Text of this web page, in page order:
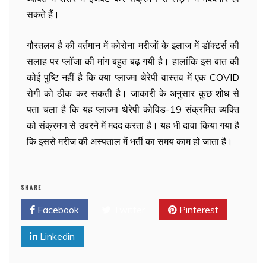
सकते हैं।
गौरतलब है की वर्तमान में कोरोना मरीजों के इलाज में डॉक्टर्स की
सलाह पर प्लॉजा की मांग बहुत बढ़ गयी है। हालांकि इस बात की
कोई पुष्टि नहीं है कि क्या प्लाज्मा थेरेपी वास्तव में एक COVID
रोगी को ठीक कर सकती है। जाकारी के अनुसार कुछ शोध से
पता चला है कि यह प्लाज्मा थेरेपी कोविड-19 संक्रमित व्यक्ति
को संक्रमण से उबरने में मदद करता है। यह भी दावा किया गया है
कि इससे मरीज की अस्पताल में भर्ती का समय काम हो जाता है।
SHARE
Facebook Pinterest
Linkedin